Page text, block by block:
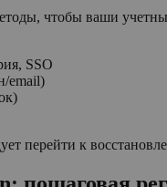
чтобы ваши
SSO
email)
перейти к